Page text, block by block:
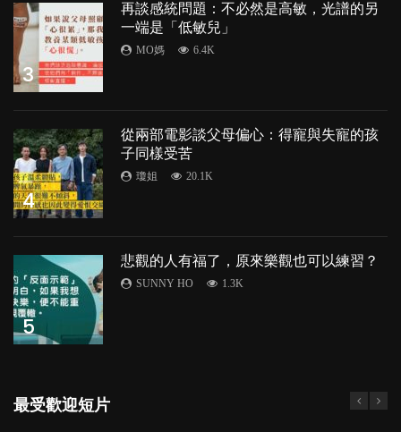
3
再談感統問題：不必然是高敏，光譜的另
一端是「低敏兒」
MO媽 6.4K
4
從兩部電影談父母偏心：得寵與失寵的孩
子同樣受苦
瓊姐 20.1K
5
悲觀的人有福了，原來樂觀也可以練習？
SUNNY HO 1.3K
最受歡迎短片